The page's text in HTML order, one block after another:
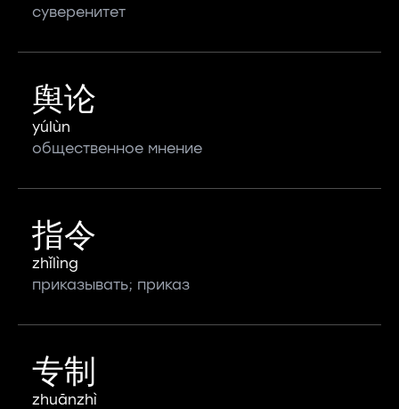
суверенитет
舆论
yúlùn
общественное мнение
指令
zhǐlìng
приказывать; приказ
专制
zhuānzhì